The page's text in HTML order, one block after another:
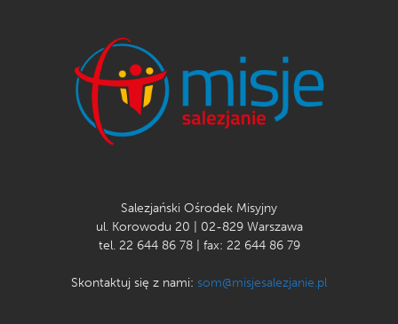
Salezjański Ośrodek Misyjny
ul. Korowodu 20 | 02-829 Warszawa
tel. 22 644 86 78 | fax: 22 644 86 79
Skontaktuj się z nami: som@misjesalezjanie.pl